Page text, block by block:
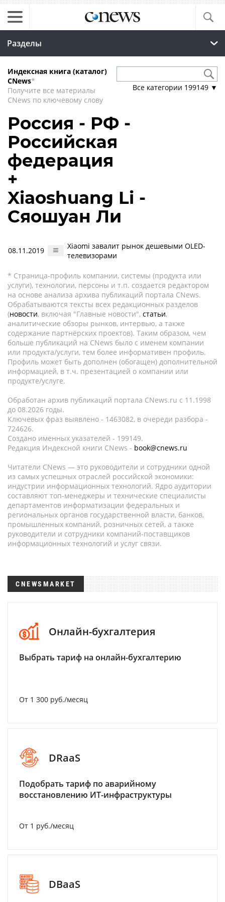
Разделы
Индексная книга (каталог)
CNews*
Получите все материалы
CNews по ключевому слову
Все категории 199149 ▼
Россия - РФ -
Российская
федерация
+
Xiaoshuang Li -
Сяошуан Ли
08.11.2019
Xiaomi завалит рынок дешевыми OLED-
телевизорами
* Страница-профиль компании, системы (продукта или
услуги), технологии, персоны и т.п. создается редактором
на основе анализа архива публикаций портала CNews.
Обрабатываются тексты всех редакционных разделов
(новости, включая "Главные новости", статьи,
аналитические обзоры рынков, интервью, а также
содержание партнёрских проектов). Таким образом, чем
больше публикаций на CNews было с именем компании
или продукта/услуги, тем более информативен профиль.
Профиль может быть дополнен (обогащен) дополнительной
информацией, в т.ч. презентацией о компании или
продукте/услуге.
Обработан архив публикаций портала CNews.ru c 11.1998
до 08.2026 годы.
Ключевых фраз выявлено - 1463082, в очереди разбора -
724626.
Создано именных указателей - 199149.
Редакция Индексной книги CNews - book@cnews.ru
Читатели CNews — это руководители и сотрудники одной
из самых успешных отраслей российской экономики:
индустрии информационных технологий. Ядро аудитории
составляют топ-менеджеры и технические специалисты
департаментов информатизации федеральных и
региональных органов государственной власти, банков,
промышленных компаний, розничных сетей, а также
руководители и сотрудники компаний-поставщиков
информационных технологий и услуг связи.
CNEWSMARKET
Онлайн-бухгалтерия
Выбрать тариф на онлайн-бухгалтерию
От 1 300 руб./месяц
DRaaS
Подобрать тариф по аварийному
восстановлению ИТ-инфраструктуры
От 1 руб./месяц
DBaaS